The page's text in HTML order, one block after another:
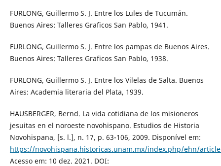
FURLONG, Guillermo S. J. Entre los Lules de Tucumán.
Buenos Aires: Talleres Graficos San Pablo, 1941.
FURLONG, Guillermo S. J. Entre los pampas de Buenos Aires.
Buenos Aires: Talleres Graficos San Pablo, 1938.
FURLONG, Guillermo S. J. Entre los Vilelas de Salta. Buenos
Aires: Academia literaria del Plata, 1939.
HAUSBERGER, Bernd. La vida cotidiana de los misioneros
jesuitas en el noroeste novohispano. Estudios de Historia
Novohispana, [s. l.], n. 17, p. 63-106, 2009. Disponível em:
https://novohispana.historicas.unam.mx/index.php/ehn/
Acesso em: 10 dez. 2021. DOI: